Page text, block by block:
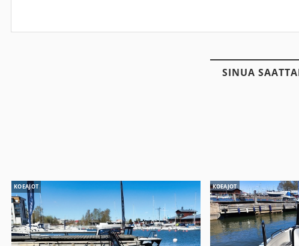
SINUA
KOEAJOT KOEAJOT